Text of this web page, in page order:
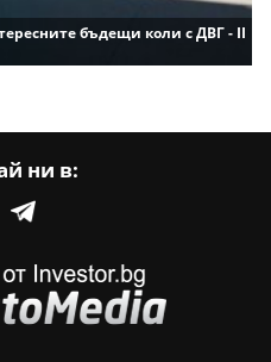
бъдещи коли с ДВГ - II
ни в: